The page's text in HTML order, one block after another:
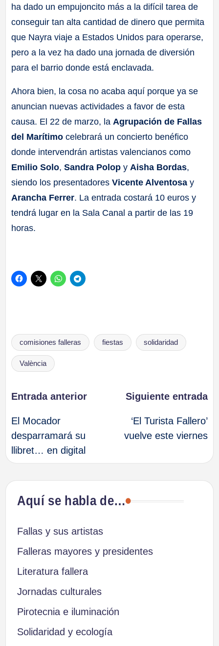
ha dado un empujoncito más a la difícil tarea de
conseguir tan alta cantidad de dinero que permita
que Nayra viaje a Estados Unidos para operarse,
pero a la vez ha dado una jornada de diversión
para el barrio donde está enclavada.
Ahora bien, la cosa no acaba aquí porque ya se
anuncian nuevas actividades a favor de esta
causa. El 22 de marzo, la Agrupación de Fallas
del Marítimo celebrará un concierto benéfico
donde intervendrán artistas valencianos como
Emilio Solo,Sandra Polop y Aisha Bordas,
siendo los presentadoresVicente Alventosa y
Arancha Ferrer. La entrada costará 10 euros y
tendrá lugar en la Sala Canal a partir de las 19
horas.
Etiquetas:
comisiones falleras fiestas solidaridad
València
Navegación
de
entradas
Entrada anterior
El Mocador
desparramará su
llibret… en digital
Siguiente entrada
‘El Turista Fallero’
vuelve este viernes
Aquí se habla de…
Fallas y sus artistas
Falleras mayores y presidentes
Literatura fallera
Jornadas culturales
Pirotecnia e iluminación
Solidaridad y ecología